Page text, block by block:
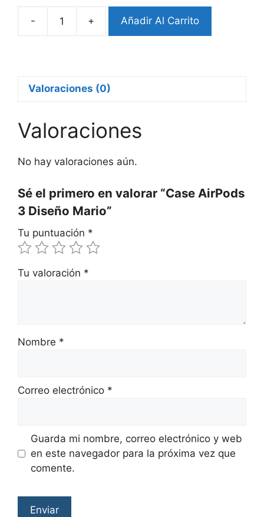
-
Case
Mario
+ Añadir Al Carrito
Valoraciones (0)
Valoraciones
No hay valoraciones aún.
Sé el primero en valorar “Case AirPods
3 Diseño Mario”
Tu puntuación *
Tu valoración *
Nombre *
Correo electrónico *
Guarda mi nombre, correo electrónico y web
en este navegador para la próxima vez que
comente.